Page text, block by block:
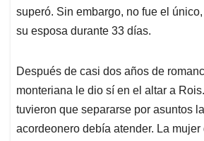
superó. Sin embargo, no fue el
su esposa durante 33 días.
Después de casi dos años de
monteriana le dio sí en el altar a
tuvieron que separarse por asuntos
acordeonero debía atender. La mujer